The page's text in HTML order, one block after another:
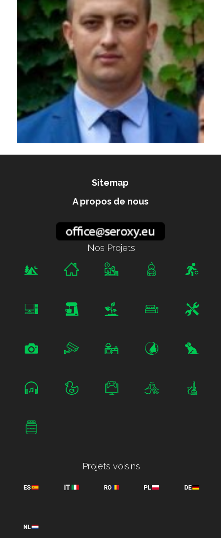
Sitemap
A propos de nous
Nos Projets
Projets voisins